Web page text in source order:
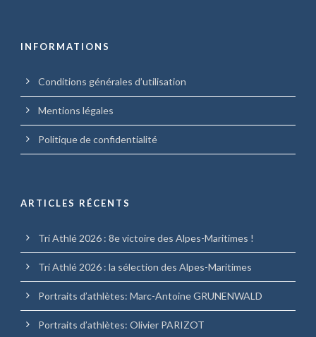
INFORMATIONS
Conditions générales d’utilisation
Mentions légales
Politique de confidentialité
ARTICLES RÉCENTS
Tri Athlé 2026 : 8e victoire des Alpes-Maritimes !
Tri Athlé 2026 : la sélection des Alpes-Maritimes
Portraits d’athlètes: Marc-Antoine GRUNENWALD
Portraits d’athlètes: Olivier PARIZOT